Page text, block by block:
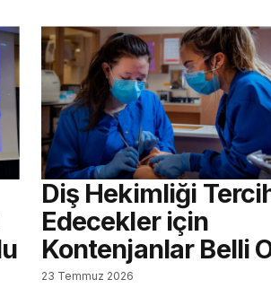
Diş Hekimliği
Edecekler için
Kontenjanlar Belli
23 Temmuz 2026